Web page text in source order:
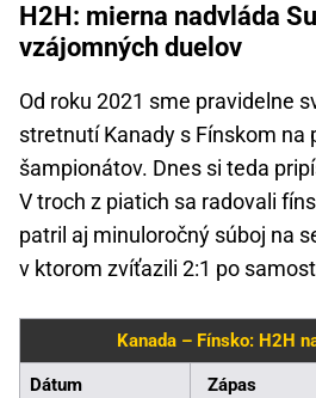
H2H: mierna nadvláda
vzájomných duelov
Od roku 2021 sme pravidelne
stretnutí Kanady s Fínskom na
šampionátov. Dnes si teda
V troch z piatich sa radovali
patril aj minuloročný súboj na
v ktorom zvíťazili 2:1 po
Kanada – Fínsko: H2H
Dátum Zápas